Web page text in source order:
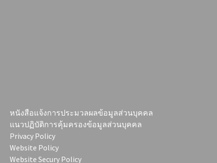
หนังสือแจ้งการประมวลผลข้อมูลส่วนบุคคล
แนวปฏิบัติการคุ้มครองข้อมูลส่วนบุคคล
Privacy Policy
Website Policy
Website Secury Policy